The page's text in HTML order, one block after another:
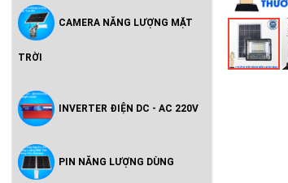
Vườn Cao Cấp Chính Hãng
CAMERA NĂNG LƯỢNG MẶT
TRỜI
INVERTER ĐIỆN DC - AC 220V
PIN NĂNG LƯỢNG DÙNG